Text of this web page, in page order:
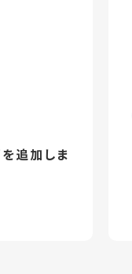
追加しま